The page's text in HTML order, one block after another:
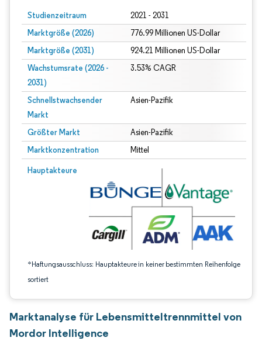
Studienzeitraum 2021 - 2031
Marktgröße (2026) 776.99 Millionen US-Dollar
Marktgröße (2031) 924.21 Millionen US-Dollar
Wachstumsrate (2026 -
2031)
3.53% CAGR
Schnellstwachsender
Markt
Asien-Pazifik
Größter Markt Asien-Pazifik
Marktkonzentration Mittel
Hauptakteure
*Haftungsausschluss: Hauptakteure in keiner bestimmten Reihenfolge
sortiert
Bild © Mordor Intelligence. Wiederverwendung erfordert Namensnennung
Marktanalyse für Lebensmitteltrennmittel von
Mordor Intelligence